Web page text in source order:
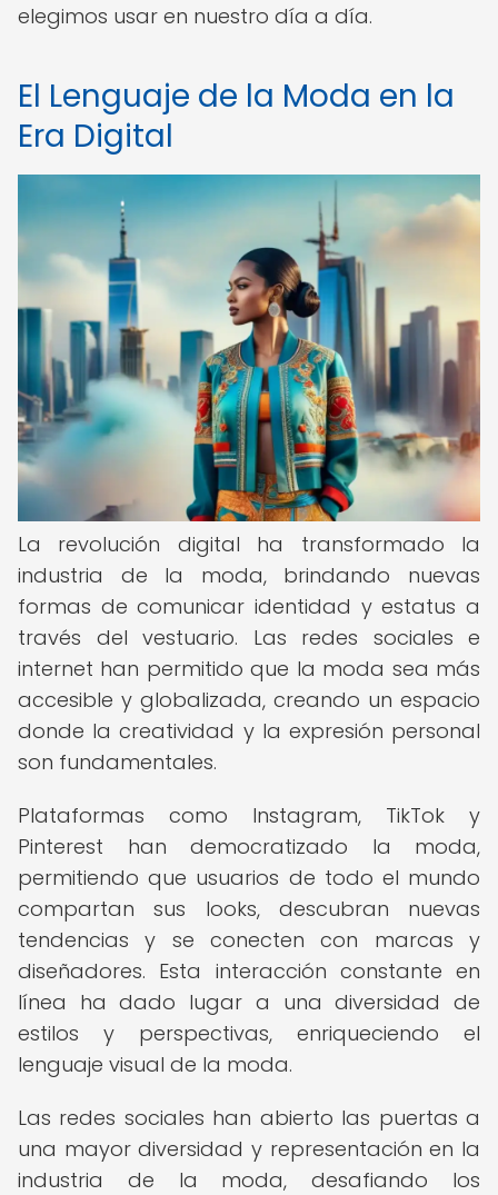
elegimos usar en nuestro día a día.
El Lenguaje de la Moda en la
Era Digital
La revolución digital ha transformado la
industria de la moda, brindando nuevas
formas de comunicar identidad y estatus a
través del vestuario. Las redes sociales e
internet han permitido que la moda sea más
accesible y globalizada, creando un espacio
donde la creatividad y la expresión personal
son fundamentales.
Plataformas como Instagram, TikTok y
Pinterest han democratizado la moda,
permitiendo que usuarios de todo el mundo
compartan sus looks, descubran nuevas
tendencias y se conecten con marcas y
diseñadores. Esta interacción constante en
línea ha dado lugar a una diversidad de
estilos y perspectivas, enriqueciendo el
lenguaje visual de la moda.
Las redes sociales han abierto las puertas a
una mayor diversidad y representación en la
industria de la moda, desafiando los